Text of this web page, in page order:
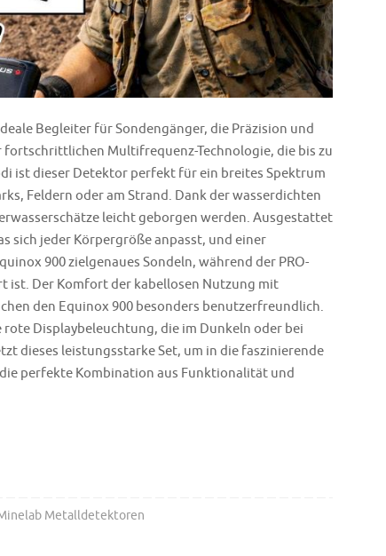
Begleiter für Sondengänger, die Präzision und
Multifrequenz-Technologie, die bis zu
ist dieser Detektor perfekt für ein breites Spektrum
Feldern oder am Strand. Dank der wasserdichten
leicht geborgen werden. Ausgestattet
sich jeder Körpergröße anpasst, und einer
900 zielgenaues Sondeln, während der PRO-
ist. Der Komfort der kabellosen Nutzung mit
den Equinox 900 besonders benutzerfreundlich.
Displaybeleuchtung, die im Dunkeln oder bei
dieses leistungsstarke Set, um in die faszinierende
perfekte Kombination aus Funktionalität und
Metalldetektoren